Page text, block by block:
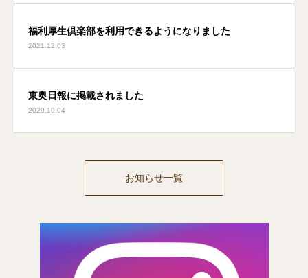
福利厚生倶楽部を利用できるようになりました
2021.12.03
東奥日報に掲載されました
2020.10.04
お知らせ一覧